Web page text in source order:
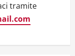
tramite